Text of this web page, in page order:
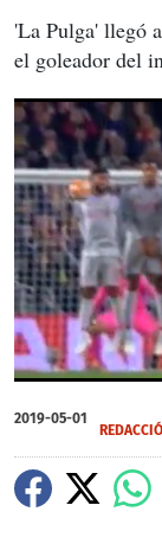
'La Pulga' llegó
el goleador del
of
56
2019-05-01